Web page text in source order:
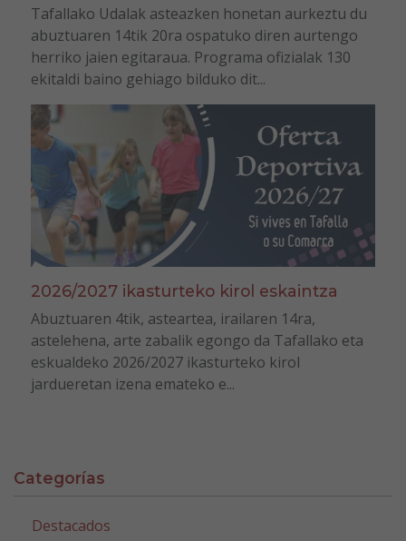
Tafallako Udalak asteazken honetan aurkeztu du
abuztuaren 14tik 20ra ospatuko diren aurtengo
herriko jaien egitaraua. Programa ofizialak 130
ekitaldi baino gehiago bilduko dit...
2026/2027 ikasturteko kirol eskaintza
Abuztuaren 4tik, asteartea, irailaren 14ra,
astelehena, arte zabalik egongo da Tafallako eta
eskualdeko 2026/2027 ikasturteko kirol
jardueretan izena emateko e...
Categorías
Destacados